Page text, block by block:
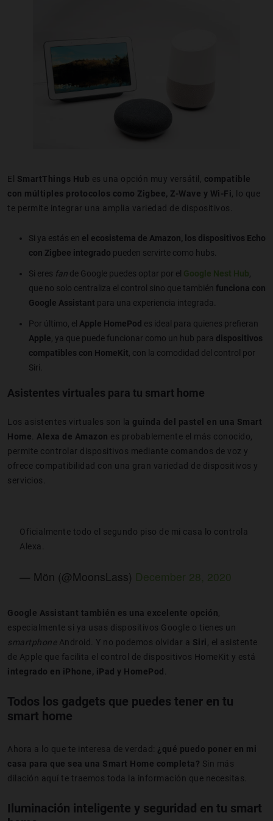
El SmartThings Hub es una opción muy versátil, compatible
con múltiples protocolos como Zigbee, Z-Wave y Wi-Fi , lo que
te permite integrar una amplia variedad de dispositivos.
Si ya estás en el ecosistema de Amazon, los dispositivos Echo
con Zigbee integrado pueden servirte como hubs.
Si eres fan de Google puedes optar por el Google Nest Hub
que no solo centraliza el control sino que también funciona con
Google Assistant para una experiencia integrada.
Por último, el Apple HomePod es ideal para quienes prefieran
Apple , ya que puede funcionar como un hub para dispositivos
compatibles con HomeKit , con la comodidad del control por
Siri.
Asistentes virtuales para tu smart home
Los asistentes virtuales son la guinda del pastel en una Smart
Home
Alexa de Amazon es probablemente el más conocido,
permite controlar dispositivos mediante comandos de voz y
ofrece compatibilidad con una gran variedad de dispositivos y
servicios.
Oficialmente todo el segundo piso de mi casa lo controla
Alexa.
— Mön (@MoonsLass) December 28, 2020
Google Assistant también es una excelente opción
especialmente si ya usas dispositivos Google o tienes un
smartphone Android. Y no podemos olvidar a Siri , el asistente
de Apple que facilita el control de dispositivos HomeKit y está
integrado en iPhone, iPad y HomePod
Todos los gadgets que puedes tener en tu
smart home
Ahora a lo que te interesa de verdad: ¿qué puedo poner en mi
casa para que sea una Smart Home completa? Sin más
dilación aquí te traemos toda la información que necesitas.
Iluminación inteligente y seguridad en tu smart